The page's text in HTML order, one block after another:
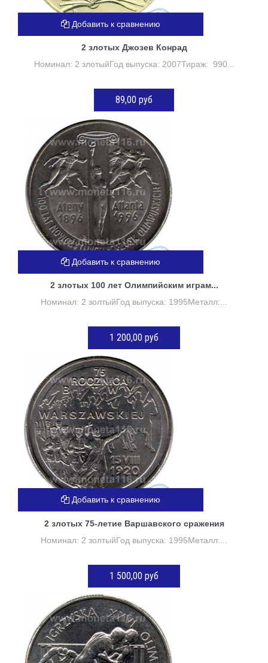
2 злотых Джозев Конрад
Номинал: 2 злотыйГод выпуска: 2007Тираж: 990...
89,00 руб
ДОБАВИТЬ В КОРЗИНУ
Добавить к сравнению
2 злотых 100 лет Олимпийским играм...
Номинал: 2 золтыйГод выпуска: 1995Металл:...
1 200,00 руб
Нет в наличии
Добавить к сравнению
2 злотых 75-летие Варшавского сражения
Номинал: 2 золтыйГод выпуска: 1995Металл:...
1 500,00 руб
Нет в наличии
Добавить к сравнению